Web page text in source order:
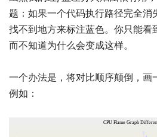
题：如果一个代码执行路径完全消
找不到地方来标注蓝色。你只能看
而不知道为什么会变成这样。
一个办法是，将对比顺序颠倒，画
例如：